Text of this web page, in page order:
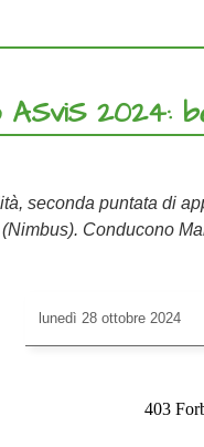
ASviS 2024:
seconda puntata di
Conducono
lunedì 28 ottobre 2024